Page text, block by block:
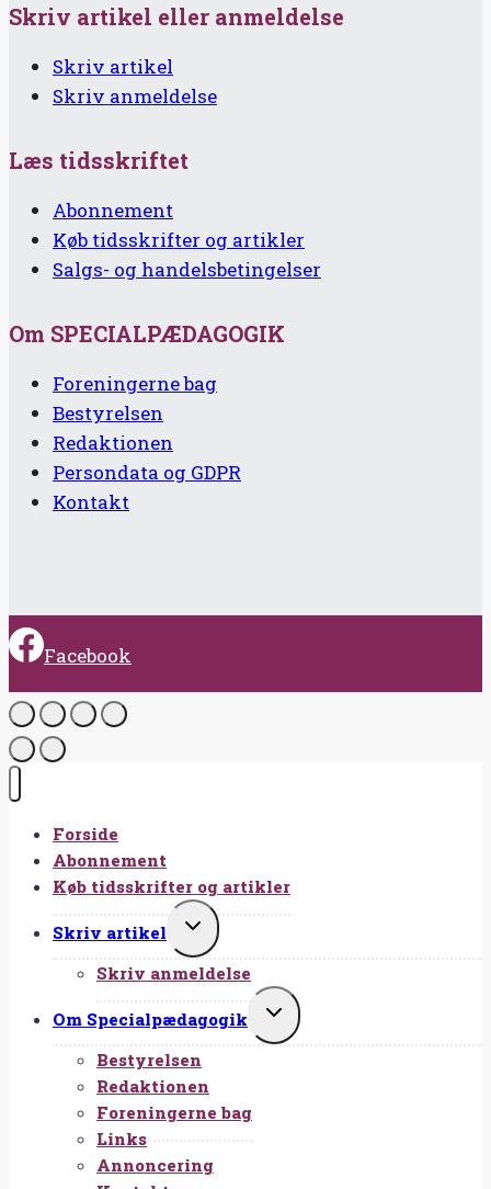
Skriv artikel eller anmeldelse
Skriv artikel
Skriv anmeldelse
Læs tidsskriftet
Abonnement
Køb tidsskrifter og artikler
Salgs- og handelsbetingelser
Om SPECIALPÆDAGOGIK
Foreningerne bag
Bestyrelsen
Redaktionen
Persondata og GDPR
Kontakt
Facebook
Forside
Abonnement
Køb tidsskrifter og artikler
Skriv artikel
SKIFT
UNDERMENU
Skriv anmeldelse
Om Specialpædagogik
SKIFT
UNDERMENU
Bestyrelsen
Redaktionen
Foreningerne bag
Links
Annoncering